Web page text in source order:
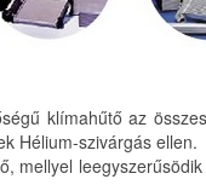
klímahűtő az
Hélium-szivárgás ellen.
mellyel